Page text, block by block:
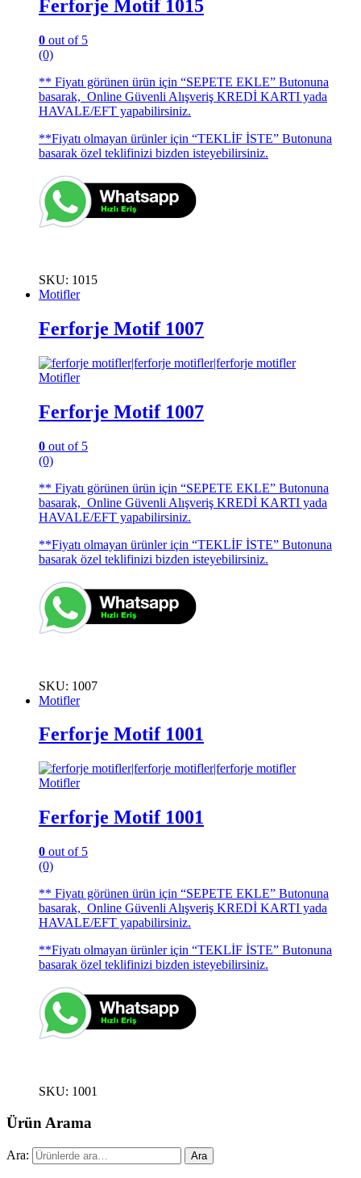
Ferforje Motif 1015
0 out of 5
(0)
** Fiyatı görünen ürün için “SEPETE EKLE” Butonuna
basarak, Online Güvenli Alışveriş KREDİ KARTI yada
HAVALE/EFT yapabilirsiniz.
**Fiyatı olmayan ürünler için “TEKLİF İSTE” Butonuna
basarak özel teklifinizi bizden isteyebilirsiniz.
SKU: 1015
Motifler
Ferforje Motif 1007
Motifler
Ferforje Motif 1007
0 out of 5
(0)
** Fiyatı görünen ürün için “SEPETE EKLE” Butonuna
basarak, Online Güvenli Alışveriş KREDİ KARTI yada
HAVALE/EFT yapabilirsiniz.
**Fiyatı olmayan ürünler için “TEKLİF İSTE” Butonuna
basarak özel teklifinizi bizden isteyebilirsiniz.
SKU: 1007
Motifler
Ferforje Motif 1001
Motifler
Ferforje Motif 1001
0 out of 5
(0)
** Fiyatı görünen ürün için “SEPETE EKLE” Butonuna
basarak, Online Güvenli Alışveriş KREDİ KARTI yada
HAVALE/EFT yapabilirsiniz.
**Fiyatı olmayan ürünler için “TEKLİF İSTE” Butonuna
basarak özel teklifinizi bizden isteyebilirsiniz.
SKU: 1001
Ürün Arama
Ara: Ara